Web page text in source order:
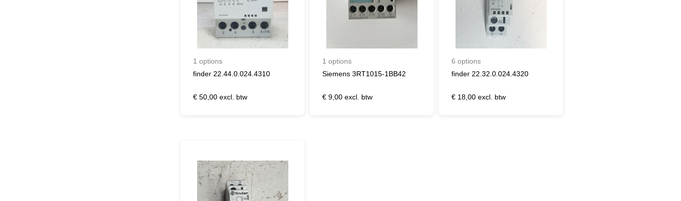
1 options
finder 22.44.0.024.4310
€ 50,00 excl. btw
1 options
Siemens 3RT1015-1BB42
€ 9,00 excl. btw
6 options
finder 22.32.0.024.4320
€ 18,00 excl. btw